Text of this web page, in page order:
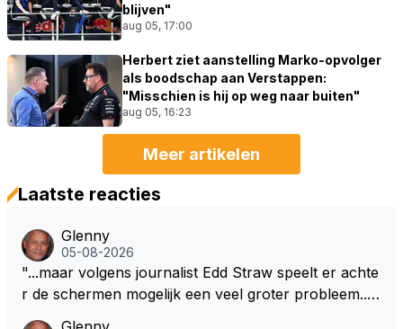
blijven"
aug 05, 17:00
Herbert ziet aanstelling Marko-opvolger
als boodschap aan Verstappen:
"Misschien is hij op weg naar buiten"
aug 05, 16:23
Meer artikelen
Laatste reacties
Glenny
05-08-2026
"...maar volgens journalist Edd Straw speelt er achte
r de schermen mogelijk een veel groter probleem..."